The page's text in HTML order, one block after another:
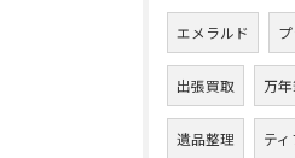
エメラルド
出張買取 万
遺品整理 テ